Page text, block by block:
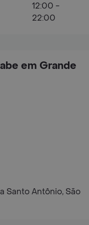
em Grande
Santo Antônio, São
12:00 -
22:00